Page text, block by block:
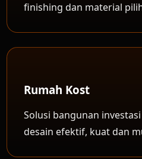
finishing dan material
Rumah Kost
Solusi bangunan
desain efektif, kuat dan